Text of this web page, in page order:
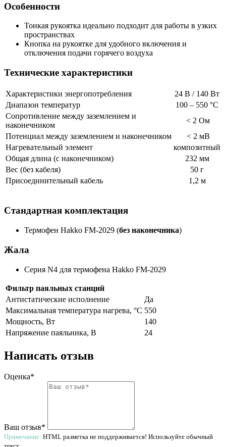
Особенности
Тонкая рукоятка идеально подходит для работы в узких
пространствах
Кнопка на рукоятке для удобного включения и
отключения подачи горячего воздуха
Технические характеристики
Характеристики энергопотребления
24 В / 140 Вт
Диапазон температур
100 – 550 °С
Cопротивление между заземлением и
наконечником
< 2 Ом
Потенциал между заземлением и наконечником
< 2 мВ
Нагревательный элемент
композитный
Общая длина (с наконечником)
232 мм
Вес (без кабеля)
50 г
Присоединительный кабель
1,2 м
Стандартная комплектация
Термофен Hakko FM-2029 (без наконечника)
Жала
Серия N4 для термофена Hakko FM-2029
Фильтр паяльных станций
Антистатические исполнение
Да
Максимальная температура нагрева, °C 550
Мощность, Вт
140
Напряжение паяльника, В
24
Написать отзыв
Оценка*
Ваш отзыв*
Примечание: HTML разметка не поддерживается! Используйте обычный